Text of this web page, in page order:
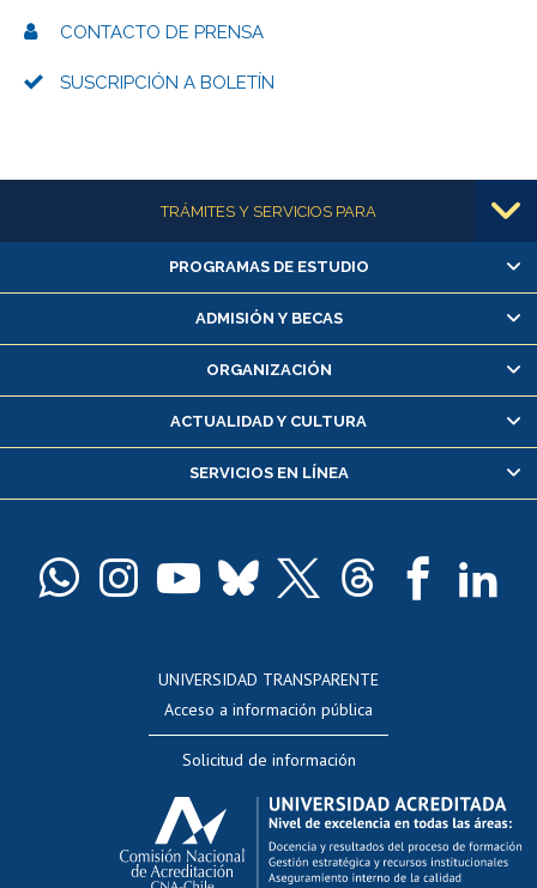
CONTACTO DE PRENSA
SUSCRIPCIÓN A BOLETÍN
Más informaciónTRÁMITES Y SERVICIOS PARA
Alumnas/os y exalumnas/os
Matrícula en línea
Inscripción y cambio de asignaturas
Consulta y certificado de notas
Servicio médico y dental
Pago de arancel y crédito alumnos
Docentes
Perfeccionamiento
Editar Portafolio Académico
Evaluación docente
Calificación académica
Postulación al AUCAI
Funcionarias/os
PROGRAMAS DE ESTUDIO
ADMISIÓN Y BECAS
ORGANIZACIÓN
ACTUALIDAD Y CULTURA
SERVICIOS EN LÍNEA
UNIVERSIDAD TRANSPARENTE
Acceso a información pública
Solicitud de información